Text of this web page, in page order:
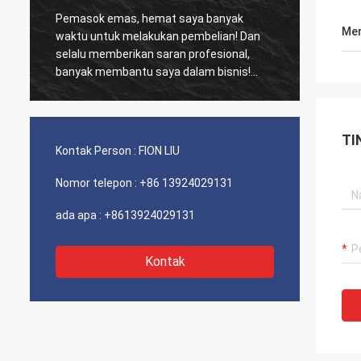
Pemasok emas, hemat saya banyak
waktu untuk melakukan pembelian! Dan
selalu memberikan saran profesional,
banyak membantu saya dalam bisnis!
Terima kasih! Semuanya dalam urutan
berkualitas tinggi dan akan menghubungi
Banyak
kinerja
Kontak Person : FION LIU
Nomor telepon : +86 13924029131
ada apa : +8613924029131
Kontak